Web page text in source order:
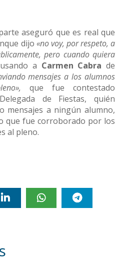
aseguró que es real que
dijo «no voy, por respeto, a
pero cuando quiera
a Carmen Cabra de
mensajes a los alumnos
que fue contestado
de Fiestas, quién
mensajes a ningún alumno,
que fue corroborado por los
al pleno.